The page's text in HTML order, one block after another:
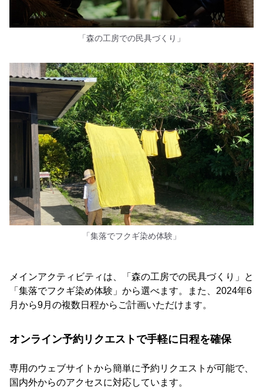
「森の工房での民具づくり」
「集落でフクギ染め体験」
メインアクティビティは、「森の工房での民具づくり」と
「集落でフクギ染め体験」から選べます。また、2024年6
月から9月の複数日程からご計画いただけます。
オンライン予約リクエストで手軽に日程を確保
専用のウェブサイトから簡単に予約リクエストが可能で、
国内外からのアクセスに対応しています。